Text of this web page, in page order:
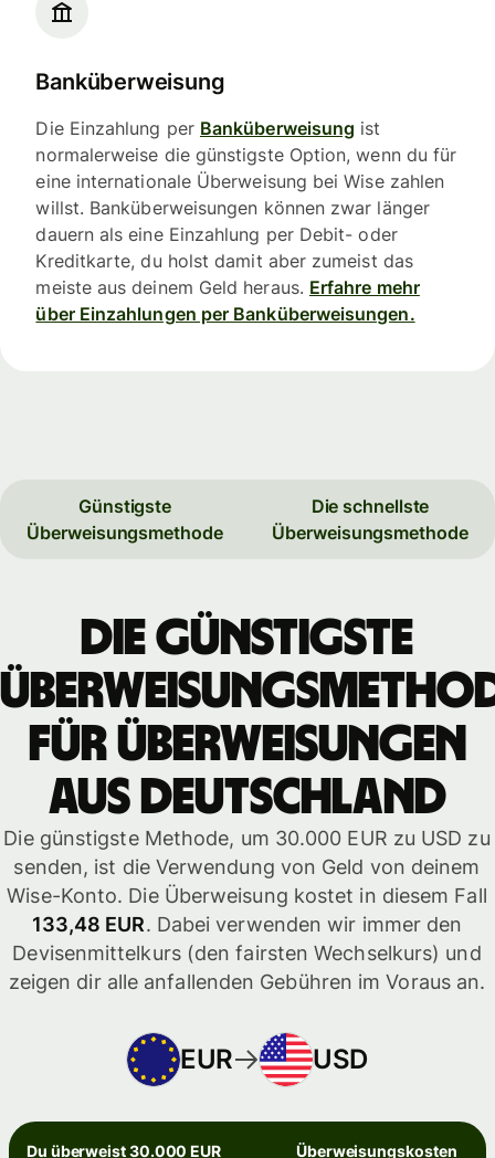
Banküberweisung
Die Einzahlung per Banküberweisung ist
normalerweise die günstigste Option, wenn du für
eine internationale Überweisung bei Wise zahlen
willst. Banküberweisungen können zwar länger
dauern als eine Einzahlung per Debit- oder
Kreditkarte, du holst damit aber zumeist das
meiste aus deinem Geld heraus. Erfahre mehr
über Einzahlungen per Banküberweisungen.
Günstigste
Überweisungsmethode
Die schnellste
Überweisungsmethode
Die günstigste
für Überweisungen
aus Deutschland
Die günstigste Methode, um 30.000 EUR zu USD zu
senden, ist die Verwendung von Geld von deinem
Wise-Konto. Die Überweisung kostet in diesem Fall
133,48 EUR. Dabei verwenden wir immer den
Devisenmittelkurs (den fairsten Wechselkurs) und
zeigen dir alle anfallenden Gebühren im Voraus an.
EUR USD
Du überweist 30.000 EUR Überweisungskosten